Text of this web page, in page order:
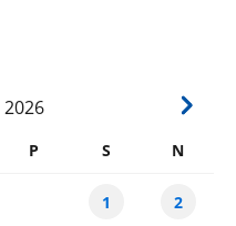
2026
P S N
1 2